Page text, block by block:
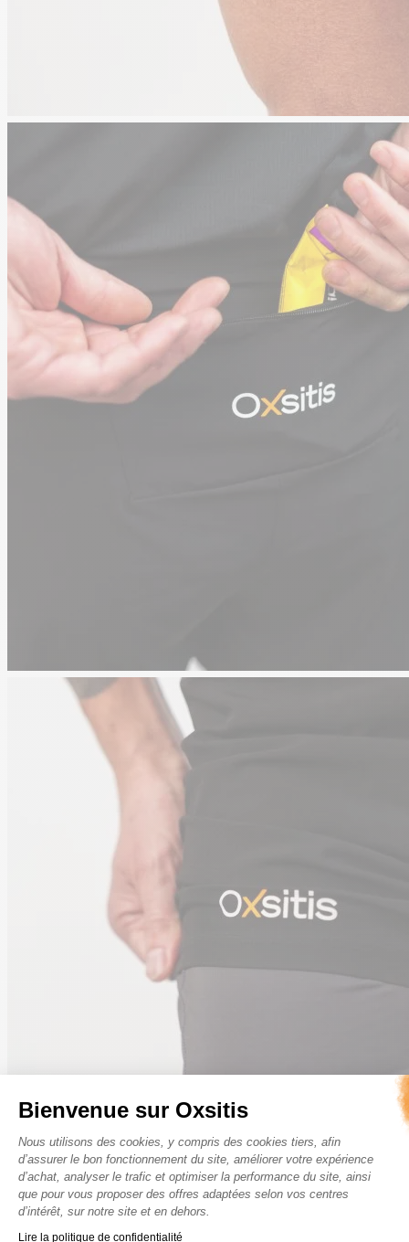
Bienvenue sur Oxsitis
Plateforme de Gestion du
Nous utilisons des cookies, y compris des cookies tiers, afin
d’assurer le bon fonctionnement du site, améliorer votre expérience
d’achat, analyser le trafic et optimiser la performance du site, ainsi
que pour vous proposer des offres adaptées selon vos centres
d’intérêt, sur notre site et en dehors.
Lire la politique de confidentialitéAxeptio consent